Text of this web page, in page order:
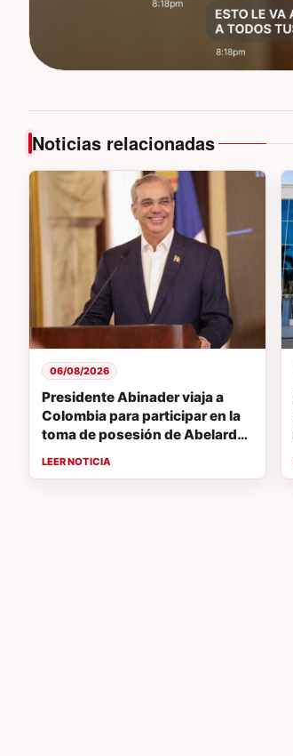
Noticias relacionadas
Presidente Abinader viaja a
Colombia para participar en la
toma de posesión de Abelardo
de la Espriella
06/08/2026